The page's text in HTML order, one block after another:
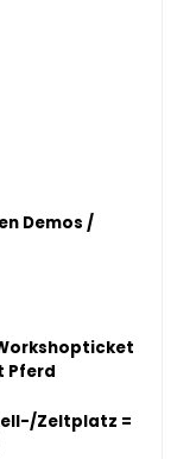
Demos /
Pferd
Zeltplatz =